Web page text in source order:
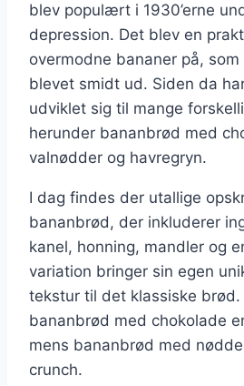
blev populært i 1930’erne
depression. Det blev en
overmodne bananer på,
blevet smidt ud. Siden da
udviklet sig til mange
herunder bananbrød med
valnødder og havregryn.
I dag findes der utallige
bananbrød, der inkluderer
kanel, honning, mandler og
variation bringer sin egen
tekstur til det klassiske brød.
bananbrød med chokolade
mens bananbrød med
crunch.